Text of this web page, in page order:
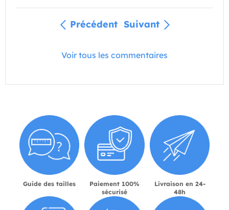
Précédent Suivant
Voir tous les commentaires
Guide des tailles
Paiement 100%
sécurisé
Livraison en 24-
48h